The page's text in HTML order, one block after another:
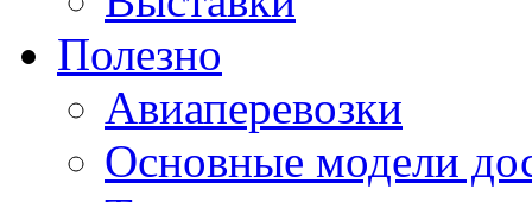
Полезно
Авиаперевозки
Основные модели